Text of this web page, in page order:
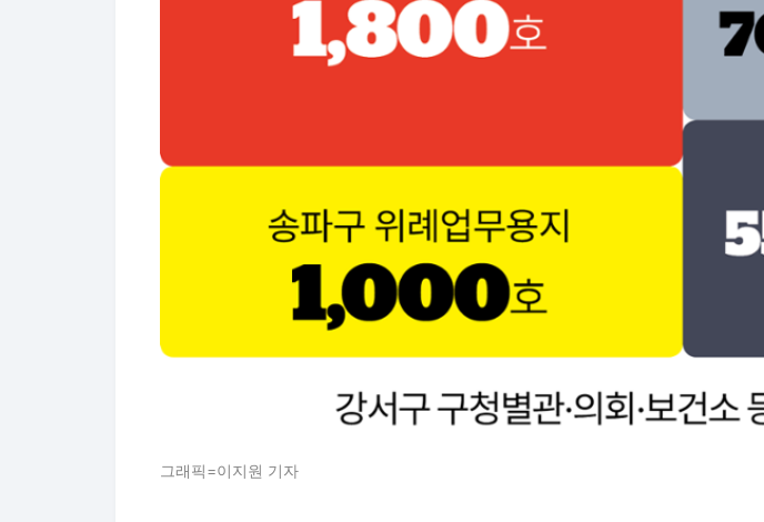
그래픽=이지원 기자